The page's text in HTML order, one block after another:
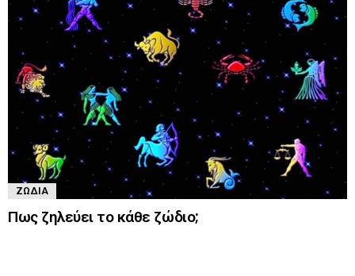
ΖΏΔΙΑ
Πως ζηλεύει το κάθε ζώδιο;